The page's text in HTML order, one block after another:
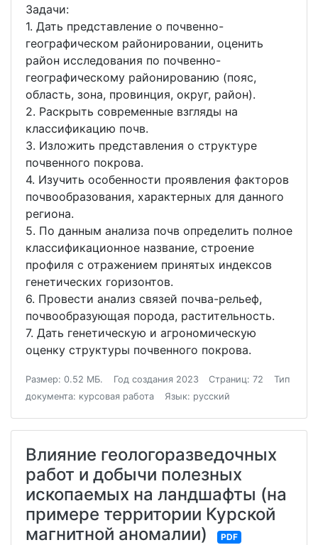
Задачи:
1. Дать представление о почвенно-
географическом районировании, оценить
район исследования по почвенно-
географическому районированию (пояс,
область, зона, провинция, округ, район).
2. Раскрыть современные взгляды на
классификацию почв.
3. Изложить представления о структуре
почвенного покрова.
4. Изучить особенности проявления факторов
почвообразования, характерных для данного
региона.
5. По данным анализа почв определить полное
классификационное название, строение
профиля с отражением принятых индексов
генетических горизонтов.
6. Провести анализ связей почва-рельеф,
почвообразующая порода, растительность.
7. Дать генетическую и агрономическую
оценку структуры почвенного покрова.
Размер: 0.52 МБ. Год создания 2023 Страниц: 72
Тип
документа: курсовая работа
Язык: русский
Влияние геологоразведочных
работ и добычи полезных
ископаемых на ландшафты (на
примере территории Курской
магнитной аномалии)
PDF